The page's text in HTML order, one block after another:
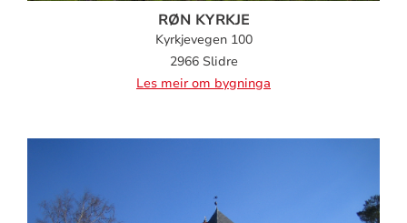
RØN KYRKJE
Kyrkjevegen 100
2966 Slidre
Les meir om bygninga